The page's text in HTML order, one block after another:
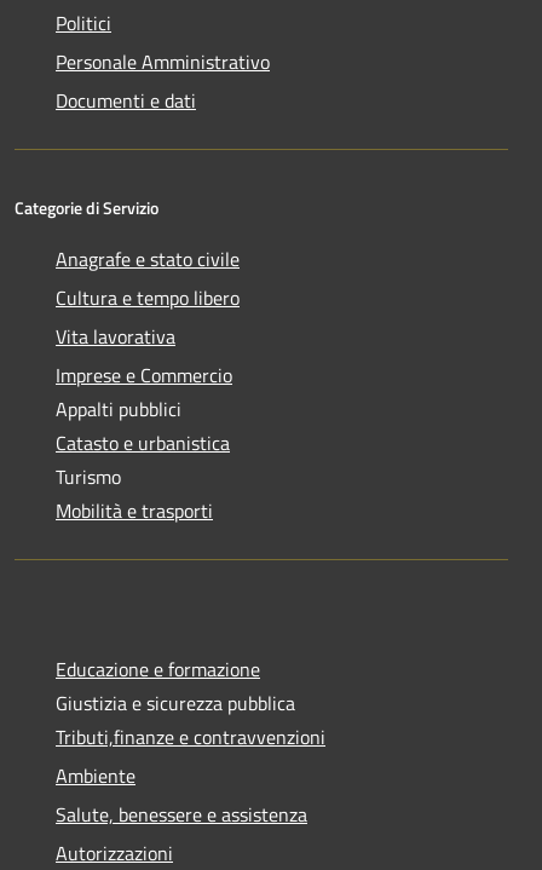
Politici
Personale Amministrativo
Documenti e dati
Categorie di Servizio
Anagrafe e stato civile
Cultura e tempo libero
Vita lavorativa
Imprese e Commercio
Appalti pubblici
Catasto e urbanistica
Turismo
Mobilità e trasporti
Educazione e formazione
Giustizia e sicurezza pubblica
Tributi,finanze e contravvenzioni
Ambiente
Salute, benessere e assistenza
Autorizzazioni